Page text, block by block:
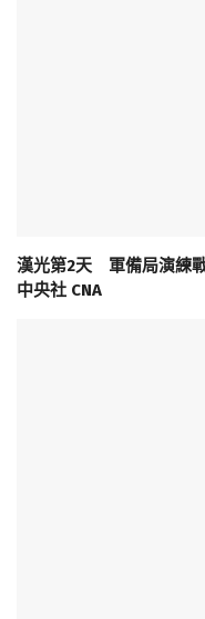
漢光第2天 軍備局演練
中央社 CNA